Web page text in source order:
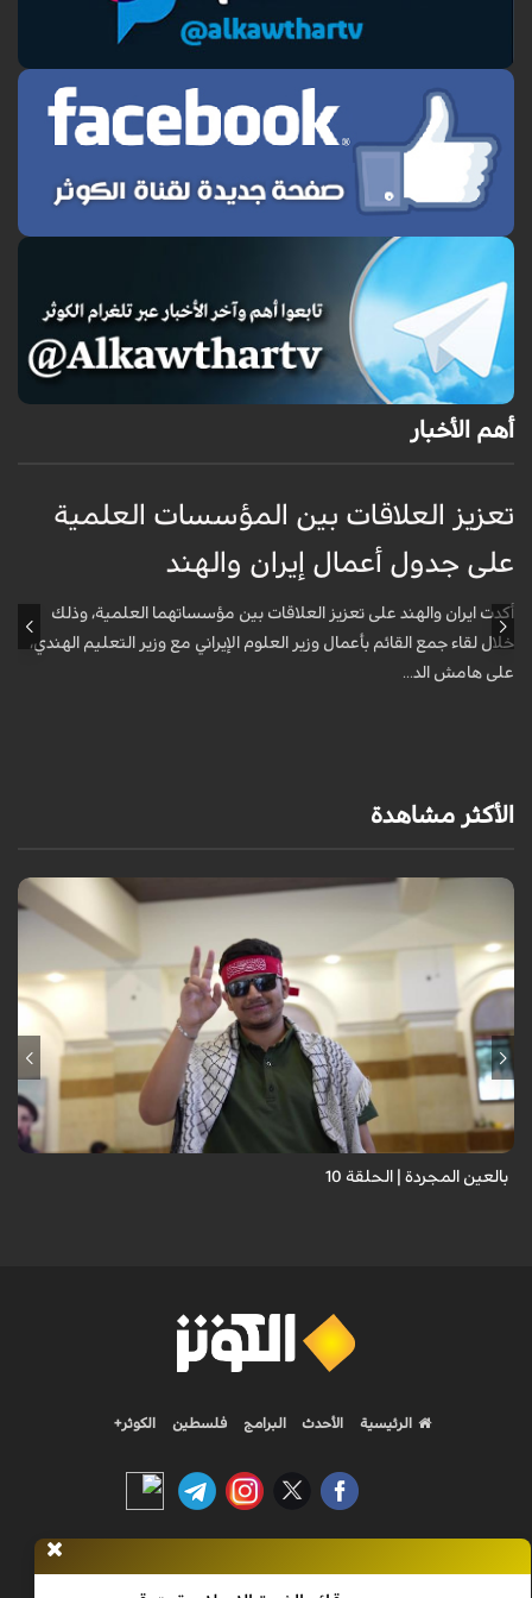
أهم الأخبار
تعزيز العلاقات بين المؤسسات العلمية
على جدول أعمال إيران والهند
أكدت ايران والهند على تعزيز العلاقات بين مؤسساتهما العلمية، وذلك
خلال لقاء جمع القائم بأعمال وزير العلوم الإيراني مع وزير التعليم الهندي،
على هامش الد...
الأكثر مشاهدة
برنامج "بالعين المجردة" هو توثيق إنسانيٌّ شجاعٌ للحياة تحت وطأة الحرب،
حيث نستمع فيه إلى شهاداتٍ حيّةٍ لأشخاص عايشوا التفجيرات والدمار، فنرى
بعيونهم ت...
بالعين المجردة | الحلقة 10
الرئيسية الأحدث البرامج فلسطين الكوثر+
Nilesat 11900 V | Badr 8 11747 V | Badr5 12284 V